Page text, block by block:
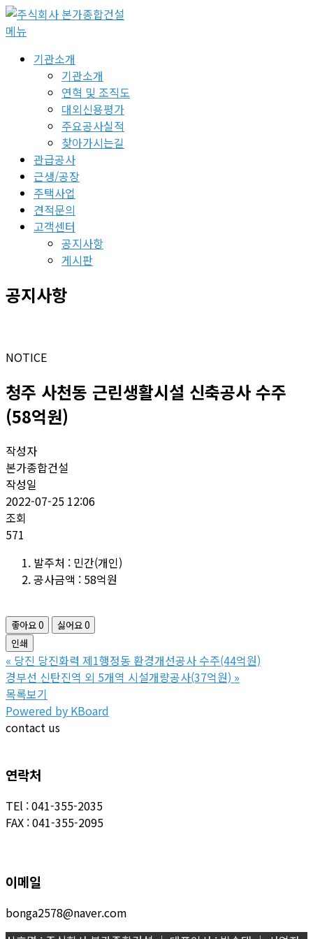
콘
텐
메뉴
기관소개
기관소개
연혁 및 조직도
대외신용평가
주요공사실적
찾아가시는길
관급공사
근생/공장
주택사업
견적문의
고객센터
공지사항
게시판
공지사항
NOTICE
청주 사천동 근린생활시설 신축공사 수주
(58억원)
작성자
본가종합건설
작성일
2022-07-25 12:06
조회
571
발주처 : 민간(개인)
공사금액 : 58억원
좋아요0 싫어요0
인쇄
« 당진 당진화력 제1행정동 환경개선공사 수주(44억원)
경부선 신탄진역 외 5개역 시설개량공사(37억원) »
목록보기
Powered by KBoard
contact us
연락처
TEl : 041-355-2035
FAX : 041-355-2095
이메일
bonga2578@naver.com